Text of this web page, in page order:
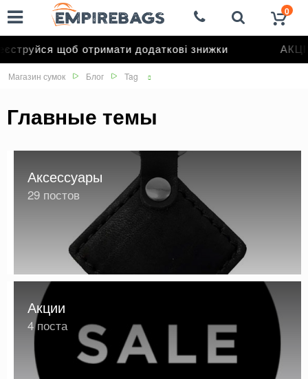
щоб отримати додаткові знижки АКЦІЯ
0
Магазин сумок Блог Tag
Главные темы
Аксессуары
29 постов
Акции
4 поста